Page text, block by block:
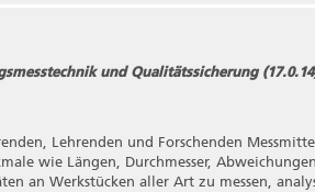
und Qualitätssicherung
Lehrenden und Forschenden
wie Längen, Durchmesser,
an Werkstücken aller Art zu messen,